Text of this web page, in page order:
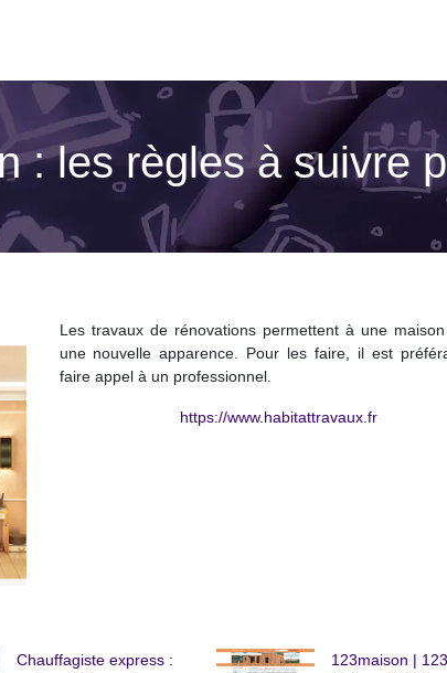
: les règles à suivre
Les travaux de rénovations permettent à une
une nouvelle apparence. Pour les faire, il est
faire appel à un professionnel.
https://www.habitattravaux.fr
Chauffagiste express :
123maison | 123